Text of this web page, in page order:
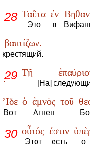
28 Ταῦτα
Это
ἐν
в
βαπτίζων.
крестящий.
29 Τῇ
[На]
’Ιδε
Вот
ὁ ἀμνὸς
Агнец
τοῦ
30 οὗτός
Этот
ἐστιν
есть о